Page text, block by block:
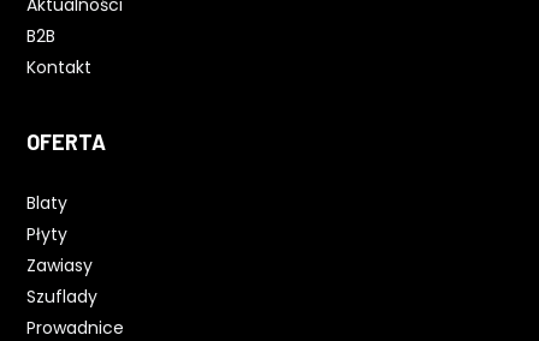
B2B
Kontakt
OFERTA
Blaty
Płyty
Zawiasy
Szuflady
Prowadnice